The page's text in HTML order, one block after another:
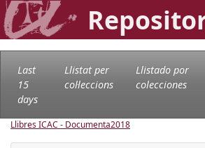
Last
15
days
Llistat per
col·leccions
Llistado por
colecciones
Llibres ICAC - Documenta2018